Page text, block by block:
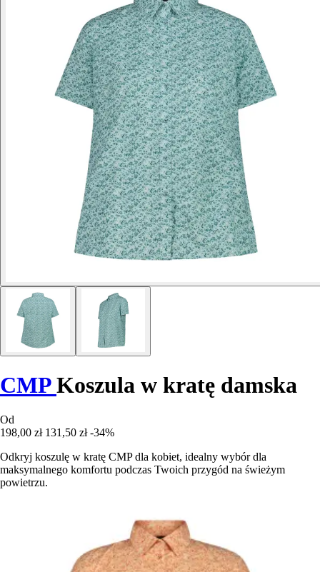
CMPKoszula w kratę damska
Od
198,00 zł 131,50 zł -34%
Odkryj koszulę w kratę CMP dla kobiet, idealny wybór dla
maksymalnego komfortu podczas Twoich przygód na świeżym
powietrzu.